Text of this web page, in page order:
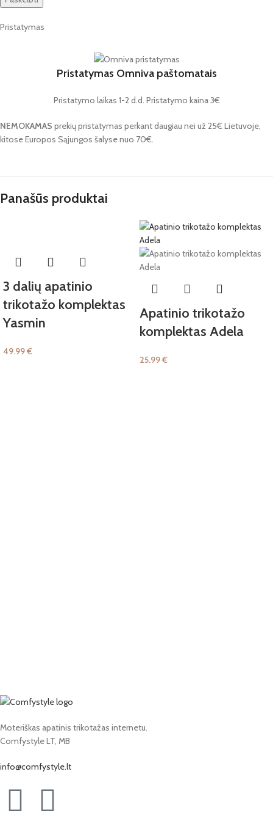
Pristatymas
Pristatymas Omniva paštomatais
Pristatymo laikas 1-2 d.d. Pristatymo kaina 3€
NEMOKAMAS prekių pristatymas perkant daugiau nei už 25€ Lietuvoje,
kitose Europos Sąjungos šalyse nuo 70€.
Panašūs produktai
3 dalių apatinio
trikotažo komplektas
Yasmin
49.99€
Apatinio trikotažo
komplektas Adela
25.99€
Moteriškas apatinis trikotažas internetu.
Comfystyle LT, MB
info@comfystyle.lt